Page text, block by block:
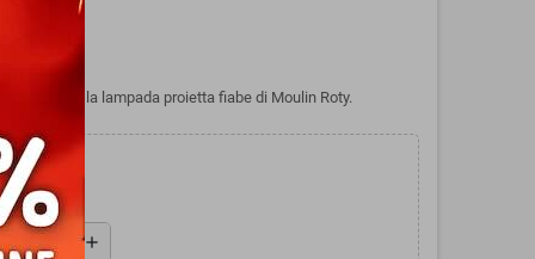
per la lampada proietta fiabe di Moulin Roty.
add